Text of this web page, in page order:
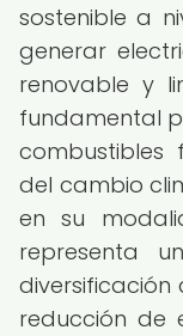
sostenible a
generar
renovable y
fundamental
combustibles
del cambio
en su
representa
reducción de